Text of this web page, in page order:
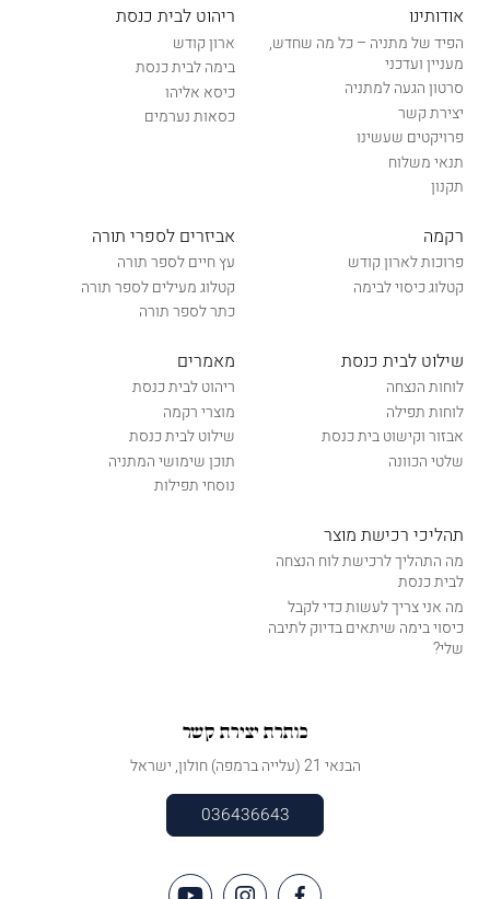
אודותינו
הפיד של מתניה – כל מה שחדש,
מעניין ועדכני
סרטון הגעה למתניה
יצירת קשר
פרויקטים שעשינו
תנאי משלוח
תקנון
ריהוט לבית כנסת
ארון קודש
בימה לבית כנסת
כיסא אליהו
כסאות נערמים
רקמה
פרוכות לארון קודש
קטלוג כיסוי לבימה
אביזרים לספרי תורה
עץ חיים לספר תורה
קטלוג מעילים לספר תורה
כתר לספר תורה
שילוט לבית כנסת
לוחות הנצחה
לוחות תפילה
אבזור וקישוט בית כנסת
שלטי הכוונה
מאמרים
ריהוט לבית כנסת
מוצרי רקמה
שילוט לבית כנסת
תוכן שימושי המתניה
נוסחי תפילות
תהליכי רכישת מוצר
מה התהליך לרכישת לוח הנצחה
לבית כנסת
מה אני צריך לעשות כדי לקבל
כיסוי בימה שיתאים בדיוק לתיבה
שלי?
כותרת יצירת קשר
הבנאי 21 (עלייה ברמפה) חולון, ישראל
036436643